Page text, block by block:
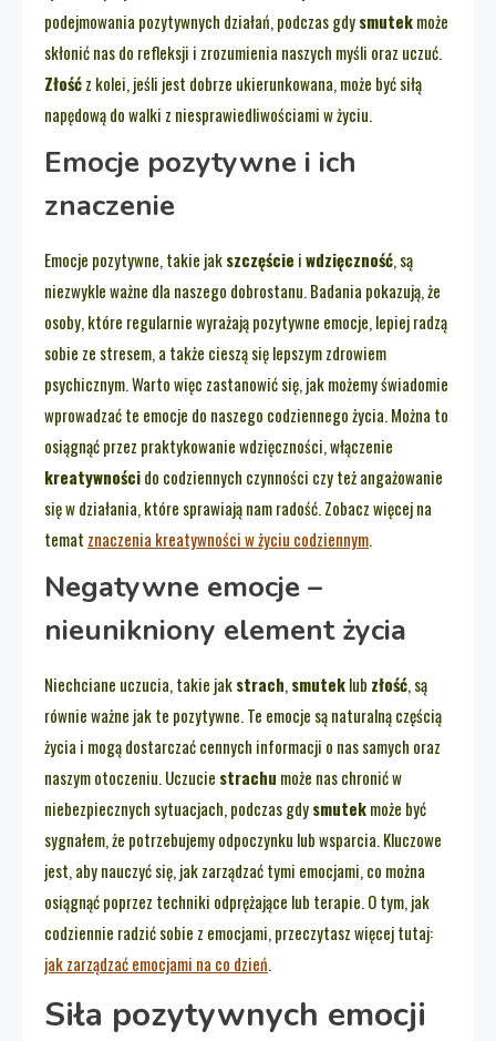
podejmowania pozytywnych działań, podczas gdysmutekmoże
skłonić nas do refleksji i zrozumienia naszych myśli oraz uczuć.
Złośćz kolei, jeśli jest dobrze ukierunkowana, może być siłą
napędową do walki z niesprawiedliwościami w życiu.
Emocje pozytywne i ich
znaczenie
Emocje pozytywne, takie jakszczęście iwdzięczność, są
niezwykle ważne dla naszego dobrostanu. Badania pokazują, że
osoby, które regularnie wyrażają pozytywne emocje, lepiej radzą
sobie ze stresem, a także cieszą się lepszym zdrowiem
psychicznym. Warto więc zastanowić się, jak możemy świadomie
wprowadzać te emocje do naszego codziennego życia. Można to
osiągnąć przez praktykowanie wdzięczności, włączenie
kreatywnoścido codziennych czynności czy też angażowanie
się w działania, które sprawiają nam radość. Zobacz więcej na
temat znaczenia kreatywności w życiu codziennym.
Negatywne emocje –
nieunikniony element życia
Niechciane uczucia, takie jakstrach,smuteklub złość, są
równie ważne jak te pozytywne. Te emocje są naturalną częścią
życia i mogą dostarczać cennych informacji o nas samych oraz
naszym otoczeniu. Uczucie strachu może nas chronić w
niebezpiecznych sytuacjach, podczas gdysmutekmoże być
sygnałem, że potrzebujemy odpoczynku lub wsparcia. Kluczowe
jest, aby nauczyć się, jak zarządzać tymi emocjami, co można
osiągnąć poprzez techniki odprężające lub terapie. O tym, jak
codziennie radzić sobie z emocjami, przeczytasz więcej tutaj:
jak zarządzać emocjami na co dzień.
Siła pozytywnych emocji